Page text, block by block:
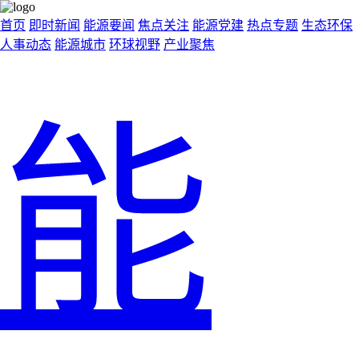
首页 即时新闻 能源要闻 焦点关注 能源党建 热点专题 生态环保
人事动态 能源城市 环球视野 产业聚焦
能